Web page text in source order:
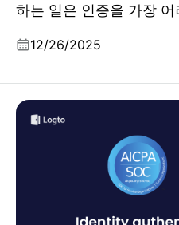
하는 일은 인증을 가장
12/26/2025
컴플라이언스의 문지기:
인증 분석